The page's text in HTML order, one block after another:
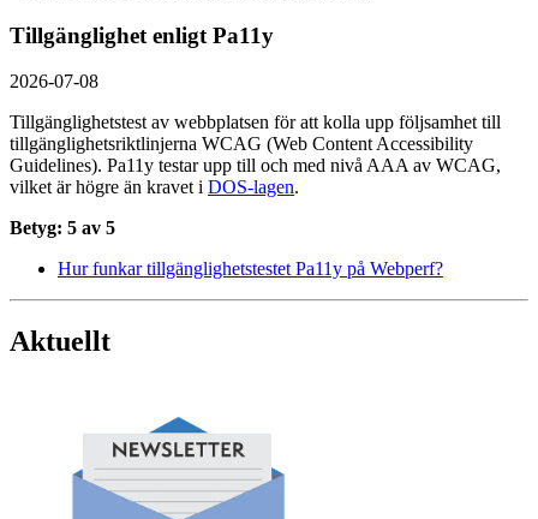
Tillgänglighet enligt Pa11y
2026-07-08
Tillgänglighetstest av webbplatsen för att kolla upp följsamhet till
tillgänglighets­riktlinjerna WCAG (Web Content Accessibility
Guidelines). Pa11y testar upp till och med nivå AAA av WCAG,
vilket är högre än kravet i DOS-lagen.
Betyg: 5 av 5
Hur funkar tillgänglighetstestet Pa11y på Webperf?
Aktuellt